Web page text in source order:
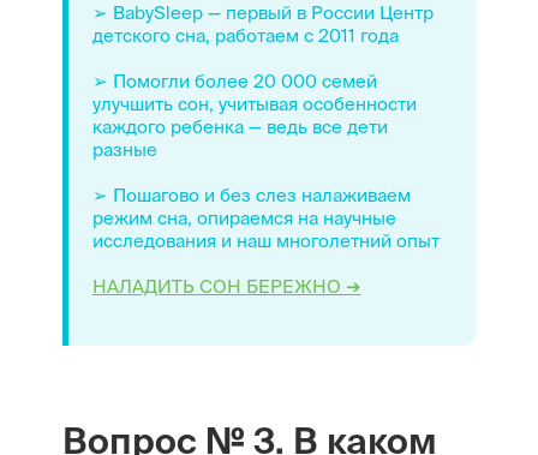
➢ BabySleep — первый в России Центр
детского сна, работаем с 2011 года
➢ Помогли более 20 000 семей
улучшить сон, учитывая особенности
каждого ребенка — ведь все дети
разные
➢ Пошагово и без слез налаживаем
режим сна, опираемся на научные
исследования и наш многолетний опыт
НАЛАДИТЬ СОН БЕРЕЖНО ➔
Вопрос № 3. В каком